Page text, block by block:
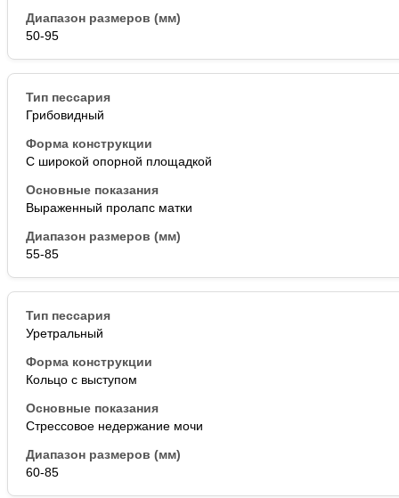
50-95
Грибовидный
С широкой опорной площадкой
Выраженный пролапс матки
55-85
Уретральный
Кольцо с выступом
Стрессовое недержание мочи
60-85